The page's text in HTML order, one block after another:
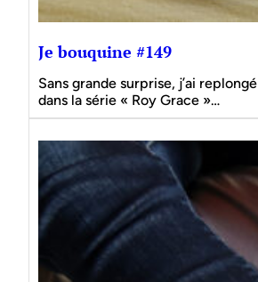
Je bouquine #149
Sans grande surprise, j’ai replongé
dans la série « Roy Grace »…